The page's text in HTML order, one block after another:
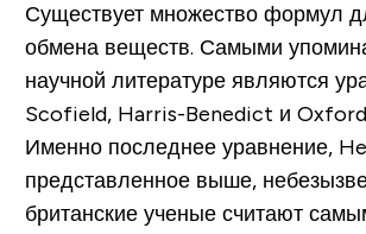
Существует множество формул
обмена веществ. Самыми
научной литературе являются
Scofield, Harris-Benedict и
Именно последнее уравнение,
представленное выше,
британские ученые считают